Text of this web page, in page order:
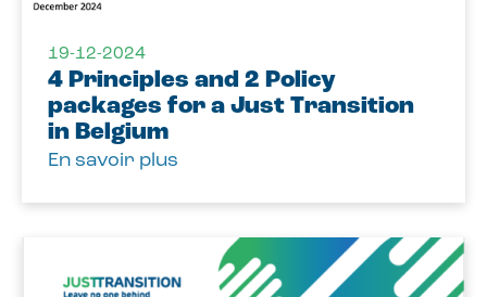
19-12-2024
4 Principles and 2 Policy
packages for a Just Transition
in Belgium
En savoir plus